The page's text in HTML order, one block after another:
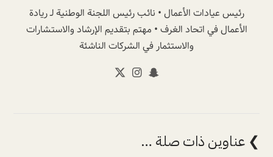
رئيس عيادات الأعمال • نائب رئيس اللجنة الوطنية لـ ريادة
الأعمال في اتحاد الغرف • مهتم بتقديم الإرشاد والاستشارات
والاستثمار في الشركات الناشئة
❯ عناوين ذات صلة …